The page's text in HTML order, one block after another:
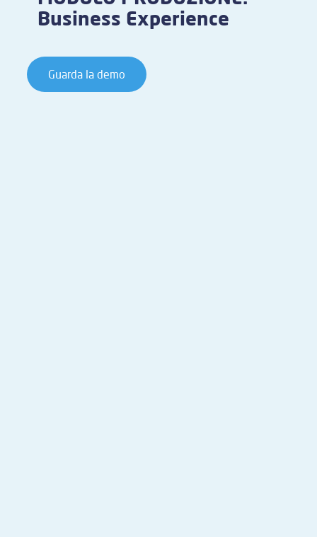
Business Experience
Guarda la demo